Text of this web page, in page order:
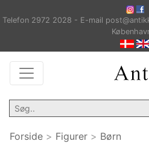
Telefon 2972 2028 - E-mail
Forside > Figurer > Børn